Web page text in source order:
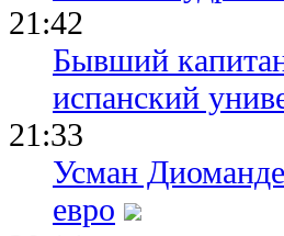
21:42
Бывший
испанский
21:33
Усман
евро